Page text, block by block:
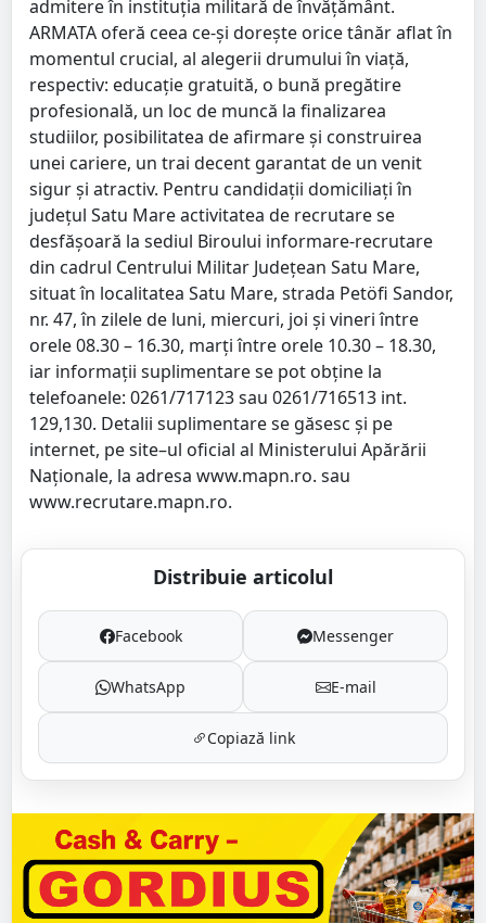
admitere în instituţia militară de învăţământ.
ARMATA oferă ceea ce-şi doreşte orice tânăr aflat în
momentul crucial, al alegerii drumului în viaţă,
respectiv: educaţie gratuită, o bună pregătire
profesională, un loc de muncă la finalizarea
studiilor, posibilitatea de afirmare şi construirea
unei cariere, un trai decent garantat de un venit
sigur şi atractiv. Pentru candidaţii domiciliaţi în
judeţul Satu Mare activitatea de recrutare se
desfăşoară la sediul Biroului informare-recrutare
din cadrul Centrului Militar Judeţean Satu Mare,
situat în localitatea Satu Mare, strada Petöfi Sandor,
nr. 47, în zilele de luni, miercuri, joi şi vineri între
orele 08.30 – 16.30, marţi între orele 10.30 – 18.30,
iar informaţii suplimentare se pot obţine la
telefoanele: 0261/717123 sau 0261/716513 int.
129,130. Detalii suplimentare se găsesc şi pe
internet, pe site–ul oficial al Ministerului Apărării
Naţionale, la adresa www.mapn.ro. sau
www.recrutare.mapn.ro.
Distribuie articolul
Facebook Messenger
WhatsApp E-mail
Copiază link